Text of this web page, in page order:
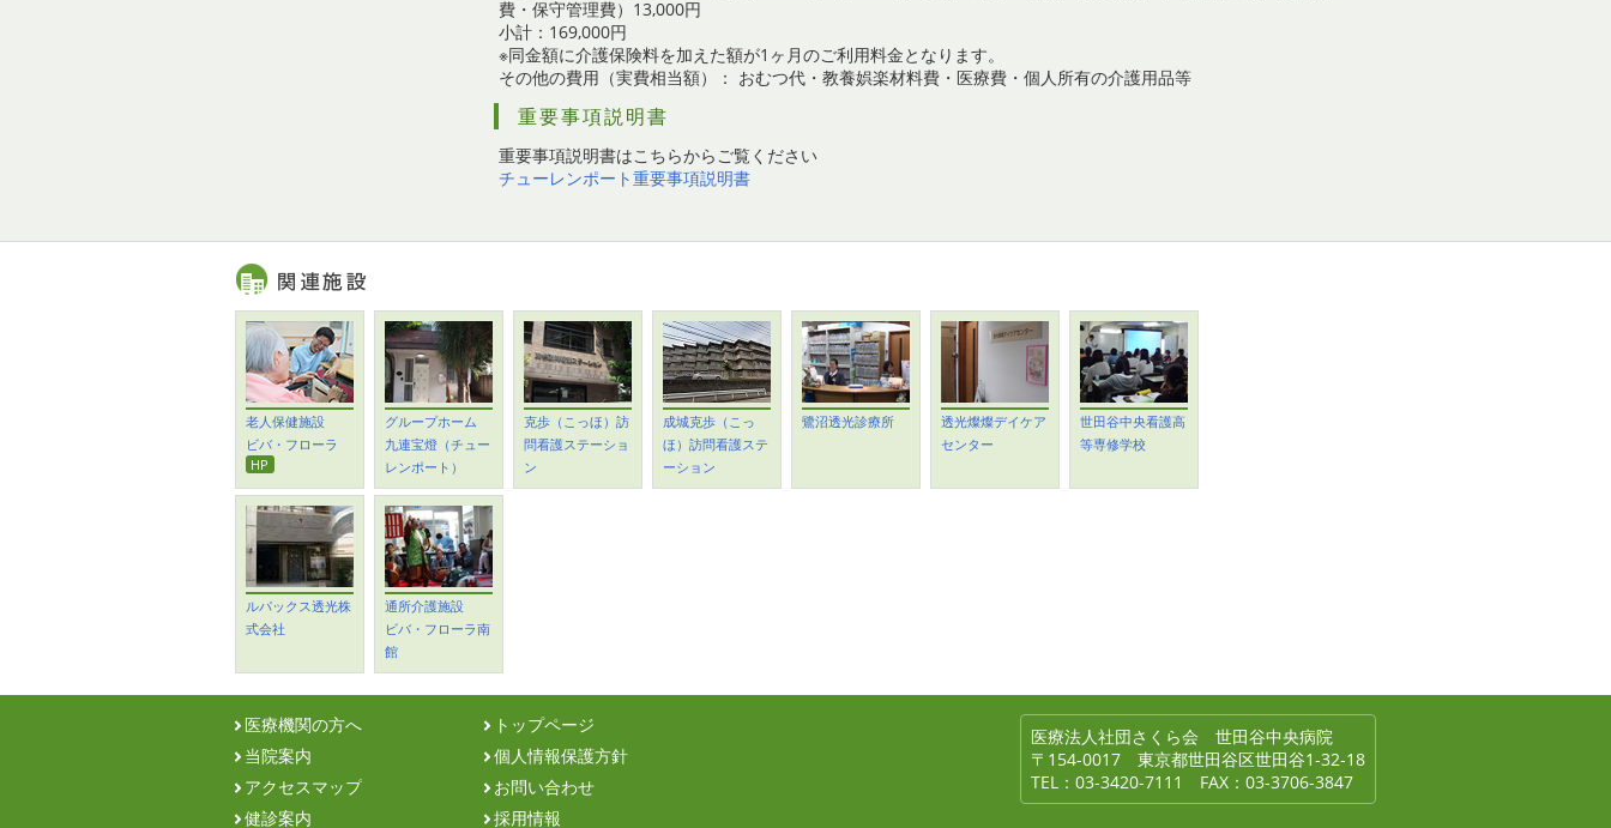
費・保守管理費）13,000円
小計：169,000円
※同金額に介護保険料を加えた額が1ヶ月のご利用料金となります。
その他の費用（実費相当額）： おむつ代・教養娯楽材料費・医療費・個人所有の介護用品等
重要事項説明書
重要事項説明書はこちらからご覧ください
チューレンポート重要事項説明書
老人保健施設
ビバ・フローラ
HP
グループホーム
九連宝燈（チュー
レンポート）
克歩（こっほ）訪
問看護ステーショ
ン
成城克歩（こっ
ほ）訪問看護ステ
ーション
鷺沼透光診療所
透光燦燦デイケア
センター
世田谷中央看護高
等専修学校
ルパックス透光株
式会社
通所介護施設
ビバ・フローラ南
館
医療機関の方へ
当院案内
アクセスマップ
健診案内
トップページ
個人情報保護方針
お問い合わせ
採用情報
医療法人社団さくら会 世田谷中央病院
〒154-0017 東京都世田谷区世田谷1-32-18
TEL：03-3420-7111 FAX：03-3706-3847